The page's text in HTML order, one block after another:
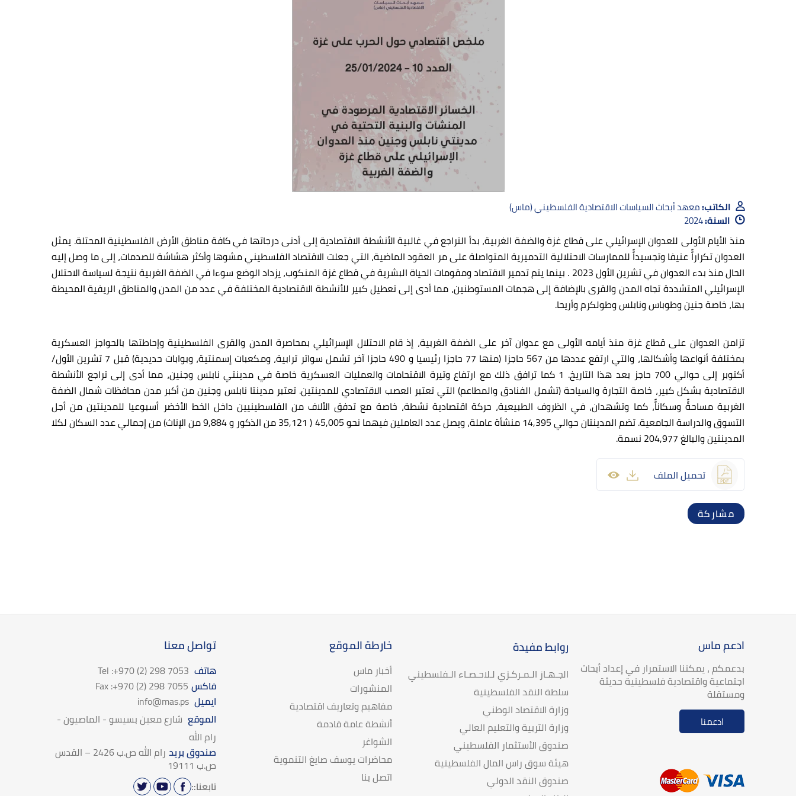
الكاتب:معهد أبحاث السياسات الاقتصادية الفلسطيني (ماس)
السنة:2024
منذ الأيام الأولى للعدوان الإسرائيلي على قطاع غزة والضفة الغربية، بدأ التراجع في غالبية الأنشطة الاقتصادية إلى أدنى درجاتها في كافة مناطق الأرض الفلسطينية المحتلة. يمثل
العدوان تكراراًً عنيفا وتجسيداًً للممارسات الاحتلالية التدميرية المتواصلة على مر العقود الماضية، التي جعلت الاقتصاد الفلسطيني مشوها وأكثر هشاشة للصدمات، إلى ما وصل إليه
الحال منذ بدء العدوان في تشرين الأول 2023 . بينما يتم تدمير الاقتصاد ومقومات الحياة البشرية في قطاع غزة المنكوب، يزداد الوضع سوءا في الضفة الغربية نتيجة لسياسة الاحتلال
الإسرائيلي المتشددة تجاه المدن والقرى بالإضافة إلى هجمات المستوطنين، مما أدى إلى تعطيل كبير للأنشطة الاقتصادية المختلفة في عدد من المدن والمناطق الريفية المحيطة
بها، خاصة جنين وطوباس ونابلس وطولكرم وأريحا.
تزامن العدوان على قطاع غزة منذ أيامه الأولى مع عدوان آخر على الضفة الغربية، إذ قام الاحتلال الإسرائيلي بمحاصرة المدن والقرى الفلسطينية وإحاطتها بالحواجز العسكرية
بمختلفة أنواعها وأشكالها، والتي ارتفع عددها من 567 حاجزا (منها 77 حاجزا رئيسيا و 490 حاجزا آخر تشمل سواتر ترابية، ومكعبات إسمنتية، وبوابات حديدية) قبل 7 تشرين الأول/
أكتوبر إلى حوالي 700 حاجز بعد هذا التاريخ. 1 كما ترافق ذلك مع ارتفاع وتيرة الاقتحامات والعمليات العسكرية خاصة في مدينتي نابلس وجنين، مما أدى إلى تراجع الأنشطة
الاقتصادية بشكل كبير، خاصة التجارة والسياحة (تشمل الفنادق والمطاعم) التي تعتبر العصب الاقتصادي للمدينتين. تعتبر مدينتا نابلس وجنين من أكبر مدن محافظات شمال الضفة
الغربية مساحةًً وسكاناًً، كما وتشهدان، في الظروف الطبيعية، حركة اقتصادية نشطة، خاصة مع تدفق الألاف من الفلسطينيين داخل الخط الأخضر أسبوعيا للمدينتين من أجل
التسوق والدراسة الجامعية. تضم المدينتان حوالي 14,395 منشأة عاملة، ويصل عدد العاملين فيهما نحو 45,005 ( 35,121 من الذكور و 9,884 من الإناث) من إجمالي عدد السكان لكلا
المدينتين والبالغ 204,977 نسمة.
تحميل الملف
مشاركة
ادعم ماس
بدعمكم ، يمكننا الاستمرار في إعداد أبحاث
اجتماعية واقتصادية فلسطينية حديثة
ومستقلة
ادعمنا
روابط مفيدة
الجـهـاز الـمـركـزي لـلاحـصـاء الـفلسطيني
سلطة النقد الفلسطينية
وزارة الاقتصاد الوطني
وزارة التربية والتعليم العالي
صندوق الأستثمار الفلسطيني
هيئة سوق راس المال الفلسطينية
صندوق النقد الدولي
خارطة الموقع
أخبار ماس
المنشورات
مفاهيم وتعاريف اقتصادية
أنشطة عامة قادمة
الشواغر
محاضرات يوسف صايغ التنموية
اتصل بنا
تواصل معنا
هاتف Tel :+970 (2) 298 7053
فاكس Fax :+970 (2) 298 7055
ايميل info@mas.ps
الموقع شارع معين بسيسو - الماصيون -
رام الله
صندوق بريد
رام الله ص.ب 2426 – القدس
ص.ب 19111
تابعنا::